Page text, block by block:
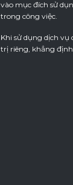
vào mục đích sử
trong công việc.
Khi sử dụng dịch
trị riêng, khẳng